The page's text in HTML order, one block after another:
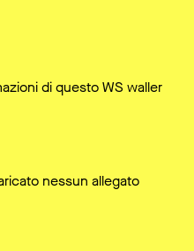
di questo WS waller
nessun allegato